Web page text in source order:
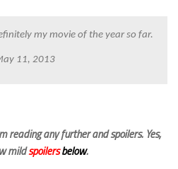
my movie of the year so far.
11, 2013
reading any further and spoilers. Yes,
mildspoilersbelow.